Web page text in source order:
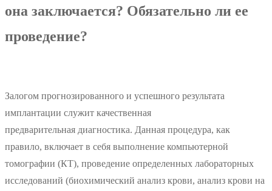
она заключается? Обязательно ли ее
проведение?
Залогом прогнозированного и успешного результата
имплантации служит качественная
предварительная диагностика. Данная процедура, как
правило, включает в себя выполнение компьютерной
томографии (КТ), проведение определенных лабораторных
исследований (биохимический анализ крови, анализ крови на